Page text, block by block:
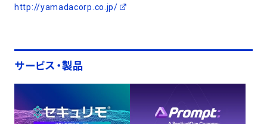
http://yamadacorp.co.jp/
サービス・製品